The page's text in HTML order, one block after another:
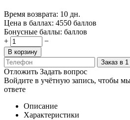
Время возврата: 10 дн.
Цена в баллах: 4550 баллов
Бонусные баллы: баллов
+
−
В корзину
Заказ в 1
Отложить Задать вопрос
Войдите в учётную запись, чтобы
ответе
Описание
Характеристики